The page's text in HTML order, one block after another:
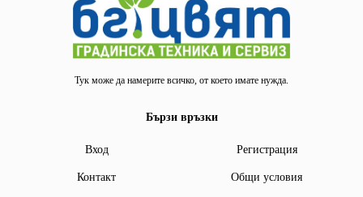
Тук може да намерите всичко, от което имате нужда.
Бързи връзки
Вход Регистрация
Контакт Общи условия